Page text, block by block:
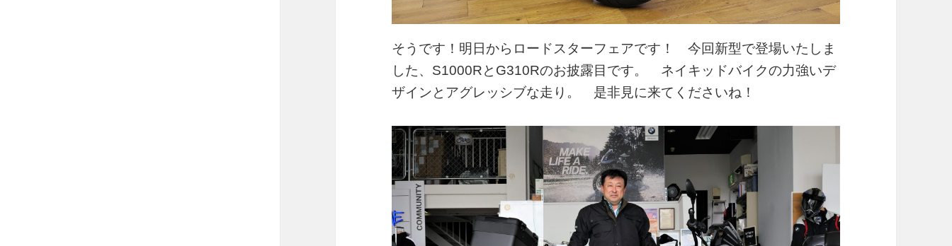
そうです！明日からロードスターフェアです！ 今回新型で登場いたしま
した、S1000RとG310Rのお披露目です。 ネイキッドバイクの力強いデ
ザインとアグレッシブな走り。 是非見に来てくださいね！